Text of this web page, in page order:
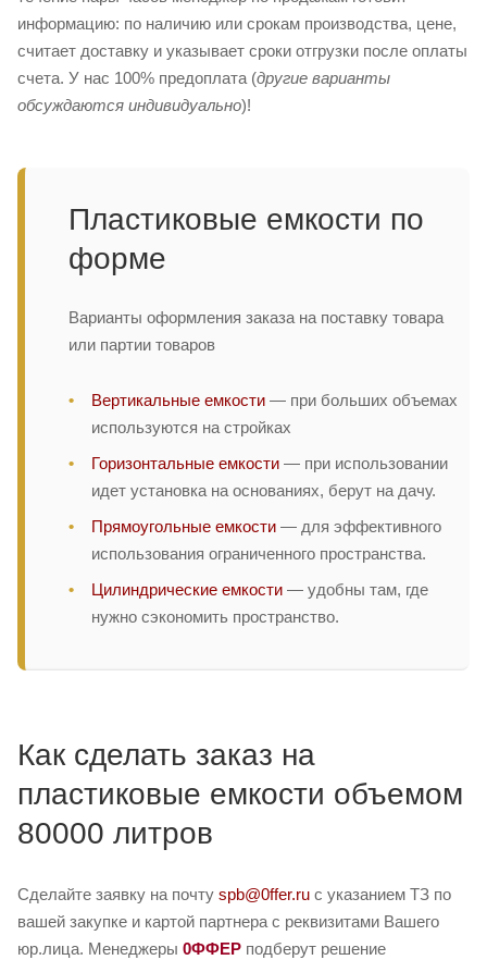
информацию: по наличию или срокам производства, цене,
считает доставку и указывает сроки отгрузки после оплаты
счета. У нас 100% предоплата (другие варианты
обсуждаются индивидуально)!
Пластиковые емкости по
форме
Варианты оформления заказа на поставку товара
или партии товаров
Вертикальные емкости — при больших объемах
используются на стройках
Горизонтальные емкости — при использовании
идет установка на основаниях, берут на дачу.
Прямоугольные емкости — для эффективного
использования ограниченного пространства.
Цилиндрические емкости — удобны там, где
нужно сэкономить пространство.
Как сделать заказ на
пластиковые емкости объемом
80000 литров
Сделайте заявку на почту spb@0ffer.ru с указанием ТЗ по
вашей закупке и картой партнера с реквизитами Вашего
юр.лица. Менеджеры 0ФФЕР подберут решение